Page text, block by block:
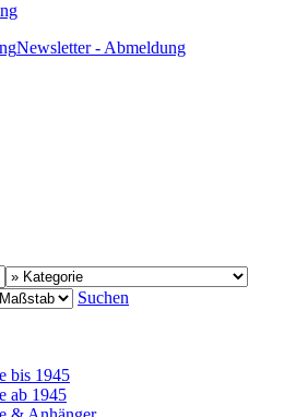
Newsletter - Abmeldung
Suchen
bis 1945
ab 1945